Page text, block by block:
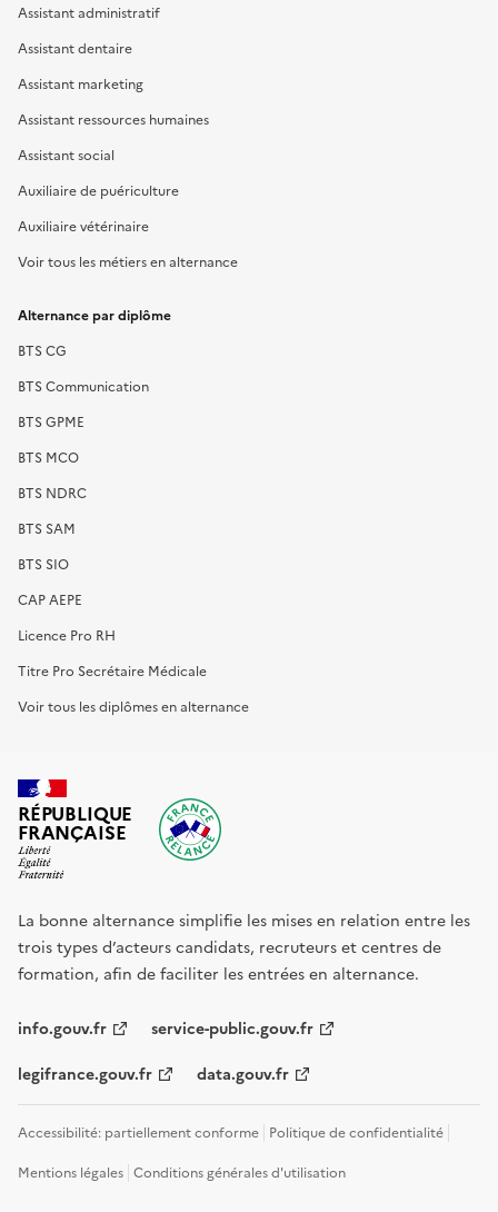
Assistant administratif
Assistant dentaire
Assistant marketing
Assistant ressources humaines
Assistant social
Auxiliaire de puériculture
Auxiliaire vétérinaire
Voir tous les métiers en alternance
Alternance par diplôme
BTS CG
BTS Communication
BTS GPME
BTS MCO
BTS NDRC
BTS SAM
BTS SIO
CAP AEPE
Licence Pro RH
Titre Pro Secrétaire Médicale
Voir tous les diplômes en alternance
RÉPUBLIQUE
FRANÇAISE
La bonne alternance simplifie les mises en relation entre les
trois types d’acteurs candidats, recruteurs et centres de
formation, afin de faciliter les entrées en alternance.
info.gouv.fr service-public.gouv.fr
legifrance.gouv.fr data.gouv.fr
Accessibilité: partiellement conforme Politique de confidentialité
Mentions légales Conditions générales d'utilisation